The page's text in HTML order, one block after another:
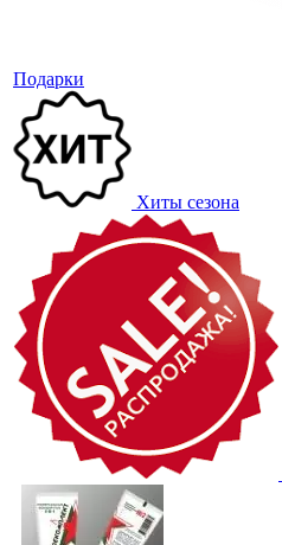
Подарки
Хиты сезона